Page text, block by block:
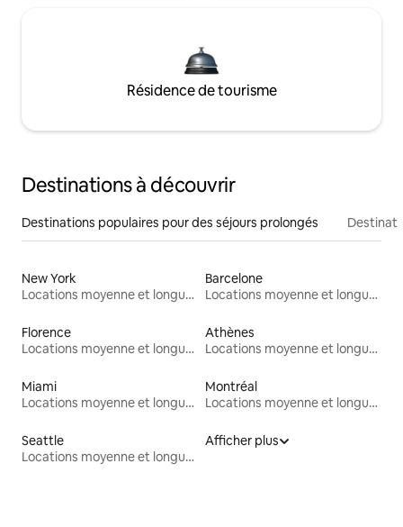
Résidence de tourisme
Destinations à découvrir
Destinations populaires pour des séjours prolongés
New York
Locations moyenne et longue durée
Barcelone
Locations moyenne et longue durée
Florence
Locations moyenne et longue durée
Athènes
Locations moyenne et longue durée
Miami
Locations moyenne et longue durée
Montréal
Locations moyenne et longue durée
Seattle
Locations moyenne et longue durée
Afficher plus